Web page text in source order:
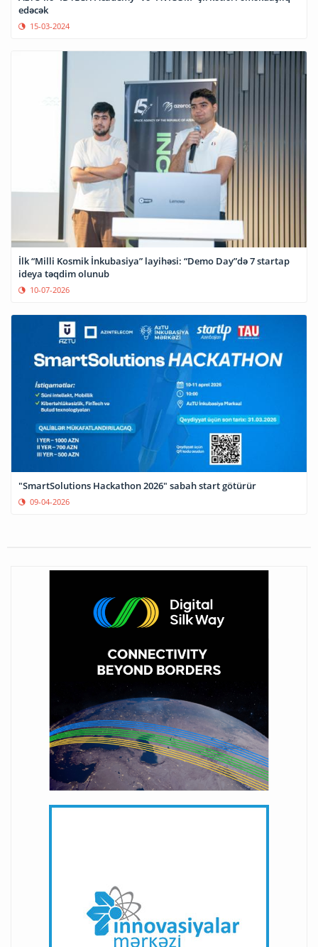
edəcək
15-03-2024
İlk “Milli Kosmik İnkubasiya” layihəsi: “Demo Day”də 7 startap
ideya təqdim olunub
10-07-2026
"SmartSolutions Hackathon 2026" sabah start götürür
09-04-2026